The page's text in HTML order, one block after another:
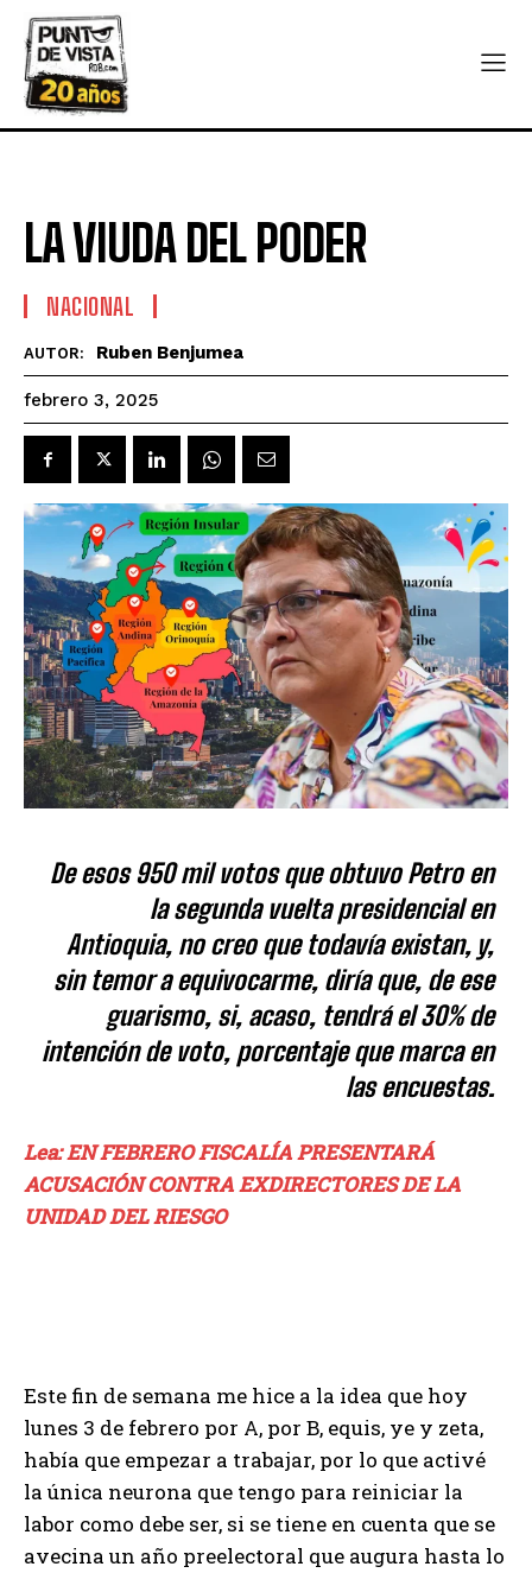
LA VIUDA DEL PODER
NACIONAL
AUTOR: Ruben Benjumea
febrero 3, 2025
De esos 950 mil votos que obtuvo Petro en
la segunda vuelta presidencial en
Antioquia, no creo que todavía existan, y,
sin temor a equivocarme, diría que, de ese
guarismo, si, acaso, tendrá el 30% de
intención de voto, porcentaje que marca en
las encuestas.
Lea: EN FEBRERO FISCALÍA PRESENTARÁ
ACUSACIÓN CONTRA EXDIRECTORES DE LA
UNIDAD DEL RIESGO
Este fin de semana me hice a la idea que hoy
lunes 3 de febrero por A, por B, equis, ye y zeta,
había que empezar a trabajar, por lo que activé
la única neurona que tengo para reiniciar la
labor como debe ser, si se tiene en cuenta que se
avecina un año preelectoral que augura hasta lo